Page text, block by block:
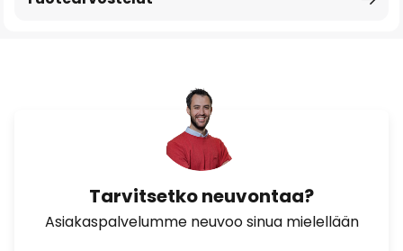
Tarvitsetko neuvontaa?
Asiakaspalvelumme neuvoo sinua mielellään